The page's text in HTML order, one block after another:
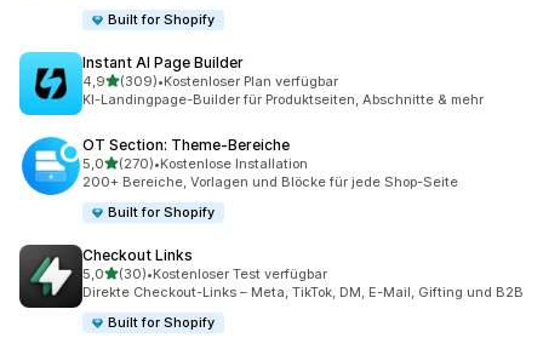
Built for Shopify
Instant AI Page Builder
4,9von 5 Sternen
(309)
309 Rezensionen insgesamt
•Kostenloser Plan verfügbar
KI-Landingpage-Builder für Produktseiten, Abschnitte & mehr
OT Section: Theme‑Bereiche
5,0von 5 Sternen
(270)
270 Rezensionen insgesamt
•Kostenlose Installation
200+ Bereiche, Vorlagen und Blöcke für jede Shop-Seite
Built for Shopify
Checkout Links
5,0von 5 Sternen
(30)
30 Rezensionen insgesamt
•Kostenloser Test verfügbar
Direkte Checkout-Links – Meta, TikTok, DM, E-Mail, Gifting und B2B
Built for Shopify